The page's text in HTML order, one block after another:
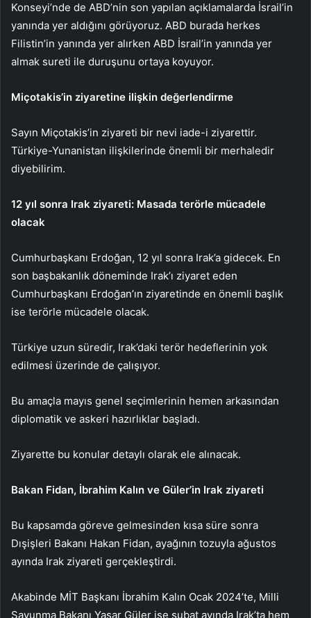
Konseyi’nde de ABD’nin son yapılan açıklamalarda İsrail’in
yanında yer aldığını görüyoruz. ABD burada herkes
Filistin’in yanında yer alırken ABD İsrail’in yanında yer
almak sureti ile duruşunu ortaya koyuyor.
Miçotakis’in ziyaretine ilişkin değerlendirme
Sayın Miçotakis’in ziyareti bir nevi iade-i ziyarettir.
Türkiye-Yunanistan ilişkilerinde önemli bir merhaledir
diyebilirim.
12 yıl sonra Irak ziyareti: Masada terörle mücadele
olacak
Cumhurbaşkanı Erdoğan, 12 yıl sonra Irak’a gidecek. En
son başbakanlık döneminde Irak’ı ziyaret eden
Cumhurbaşkanı Erdoğan’ın ziyaretinde en önemli başlık
ise terörle mücadele olacak.
Türkiye uzun süredir, Irak’daki terör hedeflerinin yok
edilmesi üzerinde de çalışıyor.
Bu amaçla mayıs genel seçimlerinin hemen arkasından
diplomatik ve askeri hazırlıklar başladı.
Ziyarette bu konular detaylı olarak ele alınacak.
Bakan Fidan, İbrahim Kalın ve Güler’in Irak ziyareti
Bu kapsamda göreve gelmesinden kısa süre sonra
Dışişleri Bakanı Hakan Fidan, ayağının tozuyla ağustos
ayında Irak ziyareti gerçekleştirdi.
Akabinde MİT Başkanı İbrahim Kalın Ocak 2024’te, Milli
Savunma Bakanı Yaşar Güler ise şubat ayında Irak’ta hem